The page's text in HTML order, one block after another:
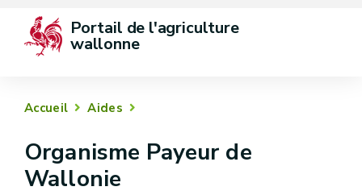
Portail de l'agriculture
wallonne
Accueil Aides
Organisme Payeur de
Wallonie